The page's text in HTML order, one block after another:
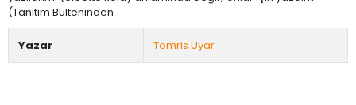
(Tanıtım Bülteninden
Yazar Tomris Uyar